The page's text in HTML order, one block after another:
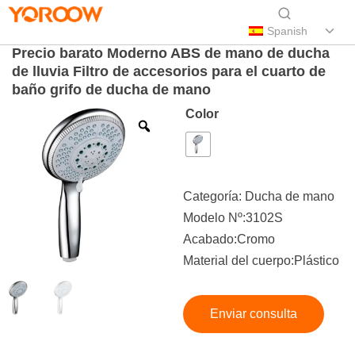
Spanish
Precio barato Moderno ABS de mano de ducha
de lluvia Filtro de accesorios para el cuarto de
baño grifo de ducha de mano
Color
Categoría: Ducha de mano
Modelo Nº:3102S
Acabado:Cromo
Material del cuerpo:Plástico
Enviar consulta